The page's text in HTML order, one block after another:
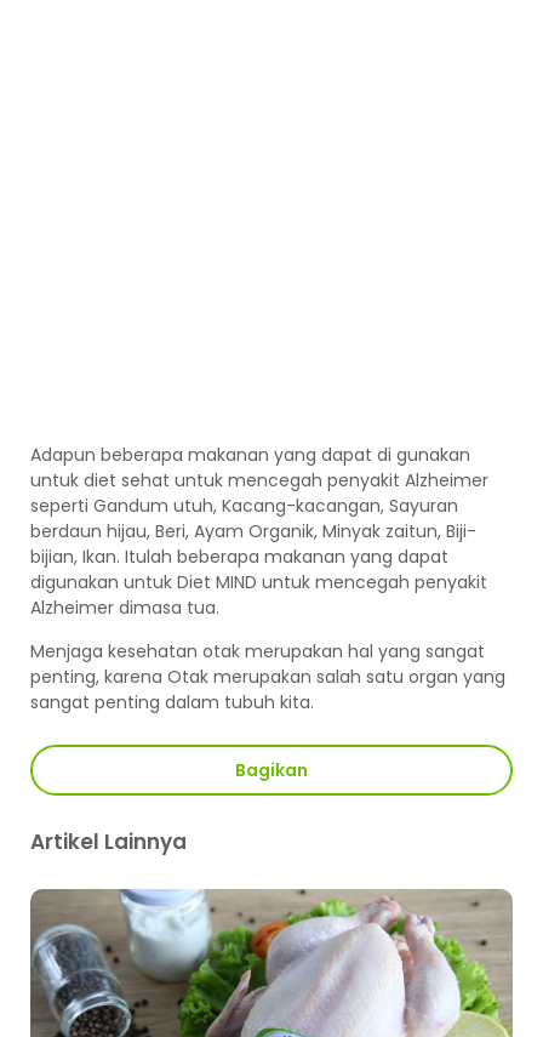
Adapun beberapa makanan yang dapat di gunakan
untuk diet sehat untuk mencegah penyakit Alzheimer
seperti Gandum utuh, Kacang-kacangan, Sayuran
berdaun hijau, Beri, Ayam Organik, Minyak zaitun, Biji-
bijian, Ikan. Itulah beberapa makanan yang dapat
digunakan untuk Diet MIND untuk mencegah penyakit
Alzheimer dimasa tua.
Menjaga kesehatan otak merupakan hal yang sangat
penting, karena Otak merupakan salah satu organ yang
sangat penting dalam tubuh kita.
Bagikan
Artikel Lainnya